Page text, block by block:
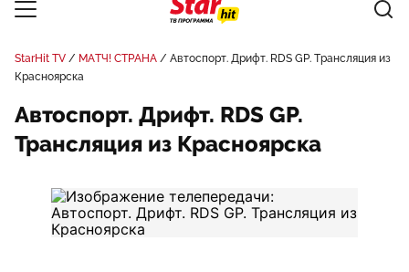
StarHit TV МАТЧ! СТРАНА
Автоспорт. Дрифт. RDS GP. Трансляция из
Красноярска
Автоспорт. Дрифт. RDS GP.
Трансляция из Красноярска